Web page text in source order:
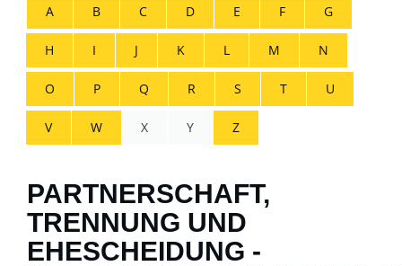
A B C D E F G
H I J K L M N
O P Q R S T U
V W X Y Z
PARTNERSCHAFT,
TRENNUNG UND
EHESCHEIDUNG -